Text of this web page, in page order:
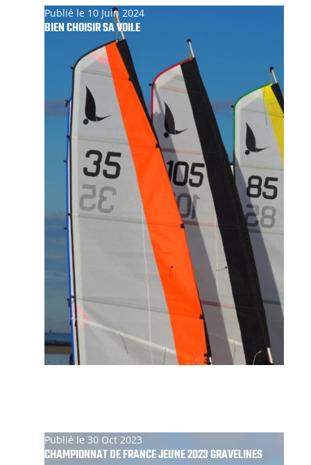
Publié le 10 Juin 2024
BIEN CHOISIR SA VOILE
Publié le 30 Oct 2023
CHAMPIONNAT DE FRANCE JEUNE 2023 GRAVELINES